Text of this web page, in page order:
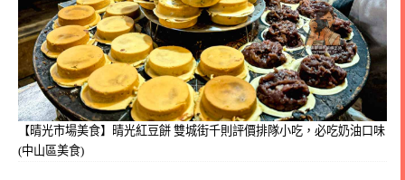
【晴光市場美食】晴光紅豆餅 雙城街千則評價排隊小吃，必吃奶油口味
(中山區美食)